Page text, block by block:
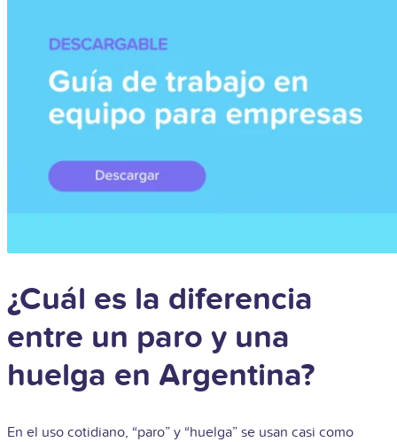
¿Cuál es la diferencia
entre un paro y una
huelga en Argentina?
En el uso cotidiano, “paro” y “huelga” se usan casi como